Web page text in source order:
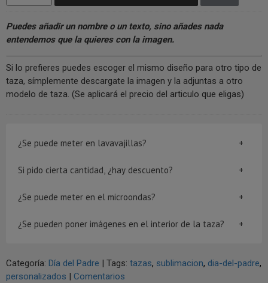
Puedes añadir un nombre o un texto, sino añades nada
entendemos que la quieres con la imagen.
Si lo prefieres puedes escoger el mismo diseño para otro tipo de
taza, símplemente descargate la imagen y la adjuntas a otro
modelo de taza. (Se aplicará el precio del articulo que eligas)
¿Se puede meter en lavavajillas?
Si pido cierta cantidad, ¿hay descuento?
¿Se puede meter en el microondas?
¿Se pueden poner imágenes en el interior de la taza?
Categoría: Día del Padre | Tags: tazas sublimacion dia-del-padre
personalizados | Comentarios